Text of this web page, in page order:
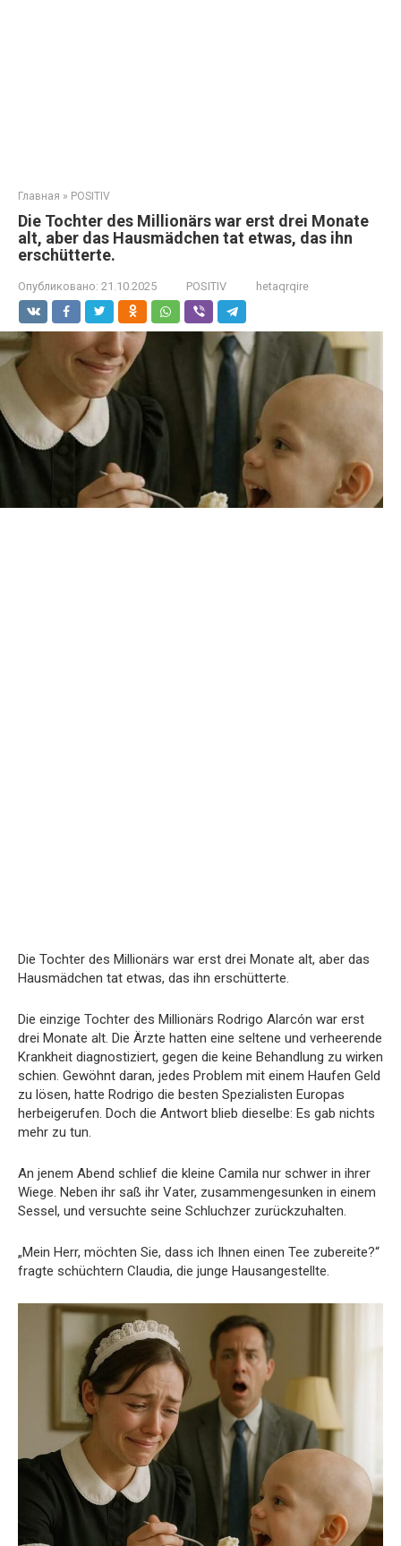
Главная » POSITIV
Die Tochter des Millionärs war erst drei Monate
alt, aber das Hausmädchen tat etwas, das ihn
erschütterte.
Опубликовано: 21.10.2025 POSITIV hetaqrqire
Die Tochter des Millionärs war erst drei Monate alt, aber das
Hausmädchen tat etwas, das ihn erschütterte.
Die einzige Tochter des Millionärs Rodrigo Alarcón war erst
drei Monate alt. Die Ärzte hatten eine seltene und verheerende
Krankheit diagnostiziert, gegen die keine Behandlung zu wirken
schien. Gewöhnt daran, jedes Problem mit einem Haufen Geld
zu lösen, hatte Rodrigo die besten Spezialisten Europas
herbeigerufen. Doch die Antwort blieb dieselbe: Es gab nichts
mehr zu tun.
An jenem Abend schlief die kleine Camila nur schwer in ihrer
Wiege. Neben ihr saß ihr Vater, zusammengesunken in einem
Sessel, und versuchte seine Schluchzer zurückzuhalten.
„Mein Herr, möchten Sie, dass ich Ihnen einen Tee zubereite?“
fragte schüchtern Claudia, die junge Hausangestellte.